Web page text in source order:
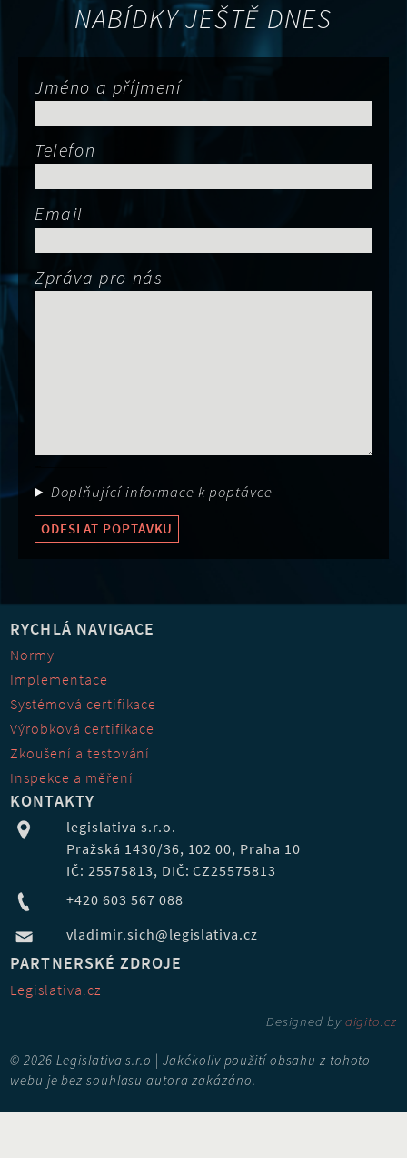
NABÍDKY JEŠTĚ DNES
Jméno a příjmení
Telefon
Email
Zpráva pro nás
Doplňující informace k poptávce
ODESLAT POPTÁVKU
RYCHLÁ NAVIGACE
Normy
Implementace
Systémová certifikace
Výrobková certifikace
Zkoušení a testování
Inspekce a měření
KONTAKTY
legislativa s.r.o.
Pražská 1430/36, 102 00, Praha 10
IČ: 25575813, DIČ: CZ25575813
+420 603 567 088
vladimir.sich@legislativa.cz
PARTNERSKÉ ZDROJE
Legislativa.cz
Designed by digito.cz
© 2026 Legislativa s.r.o | Jakékoliv použití obsahu z tohoto
webu je bez souhlasu autora zakázáno.